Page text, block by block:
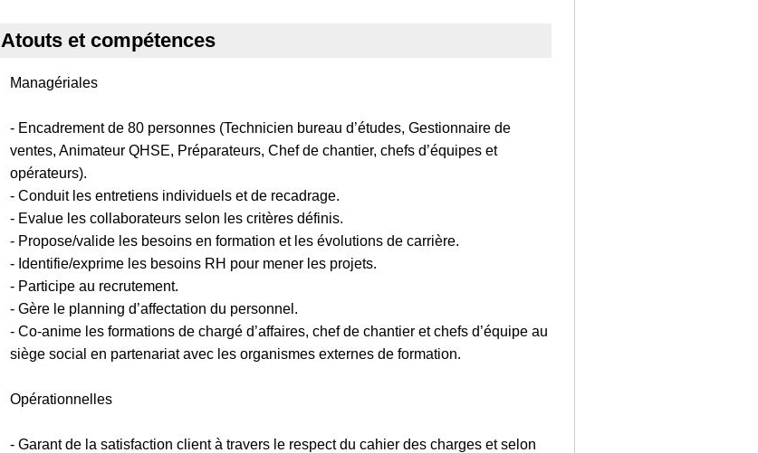
Atouts et compétences
Managériales
- Encadrement de 80 personnes (Technicien bureau d’études, Gestionnaire de
ventes, Animateur QHSE, Préparateurs, Chef de chantier, chefs d’équipes et
opérateurs).
- Conduit les entretiens individuels et de recadrage.
- Evalue les collaborateurs selon les critères définis.
- Propose/valide les besoins en formation et les évolutions de carrière.
- Identifie/exprime les besoins RH pour mener les projets.
- Participe au recrutement.
- Gère le planning d’affectation du personnel.
- Co-anime les formations de chargé d’affaires, chef de chantier et chefs d’équipe au
siège social en partenariat avec les organismes externes de formation.
Opérationnelles
- Garant de la satisfaction client à travers le respect du cahier des charges et selon